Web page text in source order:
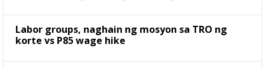
Labor groups, naghain ng mosyon sa TRO ng
korte vs P85 wage hike